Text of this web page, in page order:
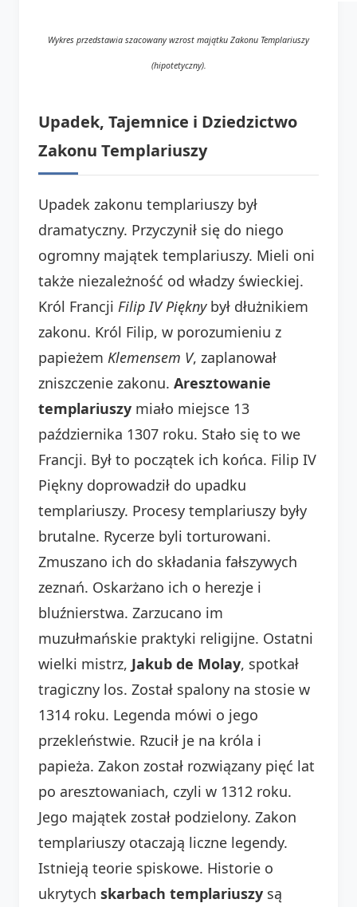
Wykres przedstawia szacowany wzrost majątku Zakonu Templariuszy
(hipotetyczny).
Upadek, Tajemnice i Dziedzictwo
Zakonu Templariuszy
Upadek zakonu templariuszy był
dramatyczny. Przyczynił się do niego
ogromny majątek templariuszy. Mieli oni
także niezależność od władzy świeckiej.
Król Francji Filip IV Pięknybył dłużnikiem
zakonu. Król Filip, w porozumieniu z
papieżem Klemensem V, zaplanował
zniszczenie zakonu. Aresztowanie
templariuszy miało miejsce 13
października 1307 roku. Stało się to we
Francji. Był to początek ich końca. Filip IV
Piękny doprowadził do upadku
templariuszy. Procesy templariuszy były
brutalne. Rycerze byli torturowani.
Zmuszano ich do składania fałszywych
zeznań. Oskarżano ich o herezje i
bluźnierstwa. Zarzucano im
muzułmańskie praktyki religijne. Ostatni
wielki mistrz, Jakub de Molay, spotkał
tragiczny los. Został spalony na stosie w
1314 roku. Legenda mówi o jego
przekleństwie. Rzucił je na króla i
papieża. Zakon został rozwiązany pięć lat
po aresztowaniach, czyli w 1312 roku.
Jego majątek został podzielony. Zakon
templariuszy otaczają liczne legendy.
Istnieją teorie spiskowe. Historie o
ukrytych skarbach templariuszy są